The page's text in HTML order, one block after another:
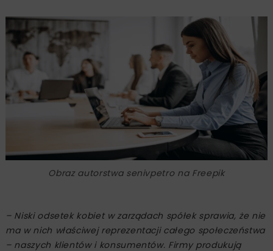
Obraz autorstwa senivpetro na Freepik
– Niski odsetek kobiet w zarządach spółek sprawia, że nie
ma w nich właściwej reprezentacji całego społeczeństwa
– naszych klientów i konsumentów. Firmy produkują